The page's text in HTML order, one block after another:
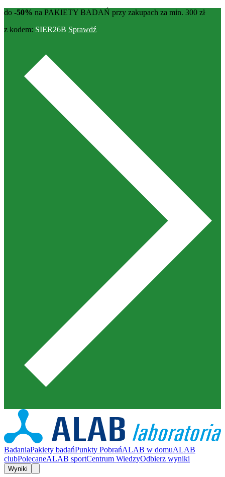
do -50% na PAKIETY BADAŃ przy zakupach za min. 300 zł
z kodem: SIER26B Sprawdź
BadaniaPakiety badańPunkty PobrańALAB w domuALAB
clubPolecaneALAB sportCentrum WiedzyOdbierz wyniki
Wyniki